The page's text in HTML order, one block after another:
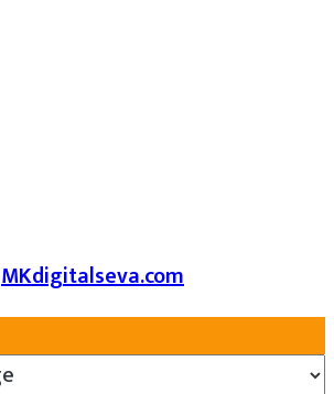
MKdigitalseva.com